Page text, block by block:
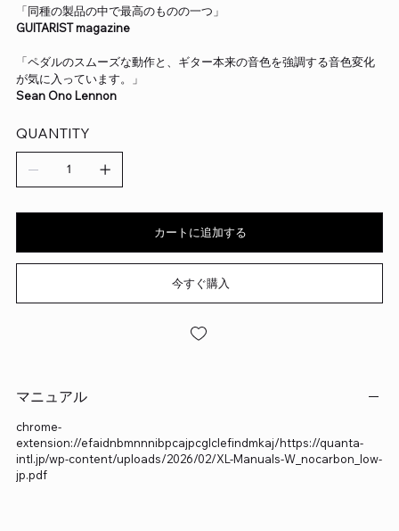
「同種の製品の中で最高のものの一つ」
GUITARIST magazine
「ペダルのスムーズな動作と、ギター本来の音色を強調する音色変化
が気に入っています。」
Sean Ono Lennon
QUANTITY
カートに追加する
今すぐ購入
マニュアル
chrome-
extension://efaidnbmnnnibpcajpcglclefindmkaj/https://quanta-
intl.jp/wp-content/uploads/2026/02/XL-Manuals-W_nocarbon_low-
jp.pdf